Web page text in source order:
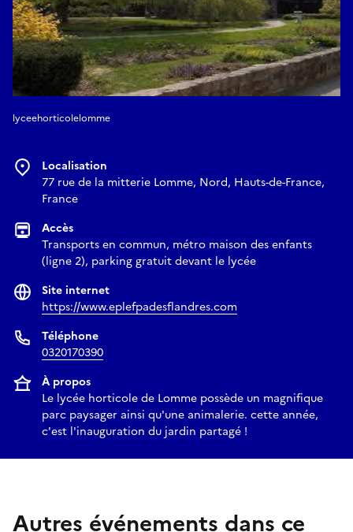
lyceehorticolelomme
Localisation
77 rue de la mitterie Lomme, Nord, Hauts-de-France,
France
Accès
Transports en commun, métro maison des enfants
(ligne 2), parking gratuit devant le lycée
Site internet
https://www.eplefpadesflandres.com
Téléphone
0320170390
À propos
Le lycée horticole de Lomme possède un magnifique
parc paysager ainsi qu'une animalerie. cette année,
c'est l'inauguration du jardin partagé !
Autres événements dans ce